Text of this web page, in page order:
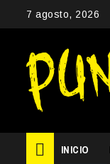
7 agosto, 2026
INICIO